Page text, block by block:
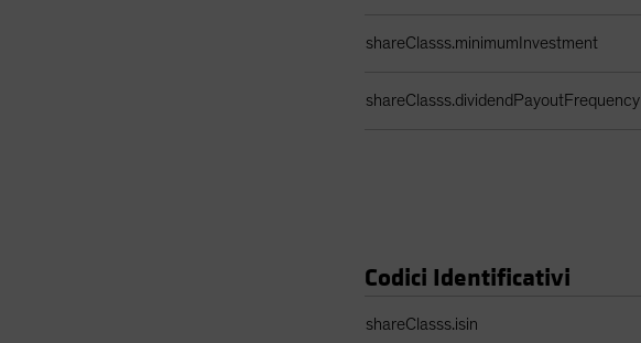
shareClasss.minimumInvestment
shareClasss.dividendPayoutFrequency
Codici Identificativi
shareClasss.isin